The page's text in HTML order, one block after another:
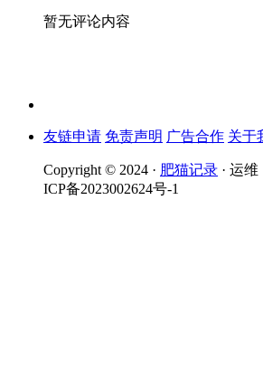
暂无评论内容
友链申请 免责声明 广告合作 关于
Copyright © 2024 · 肥猫记录 · 运维
ICP备2023002624号-1